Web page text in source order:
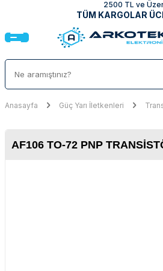
2500 TL ve
TÜM KARGOLAR
Anasayfa Güç Yarı İletkenleri
AF106 TO-72 PNP